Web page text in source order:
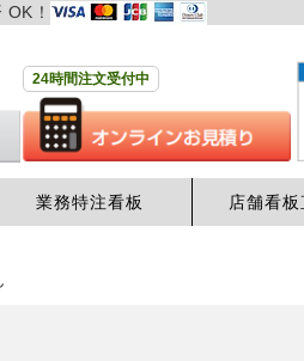
！
24時間注文受付中
業務特注看板 店舗看板